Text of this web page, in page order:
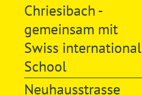
Chriesibach -
gemeinsam mit
Swiss international
School
Neuhausstrasse